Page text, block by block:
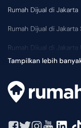
Rumah Dijual di Jakarta
Rumah Dijual di Jakarta
Rumah Dijual di Jakarta
Tampilkan lebih